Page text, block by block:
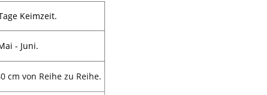
Keimzeit.
- Juni.
cm von Reihe zu Reihe.